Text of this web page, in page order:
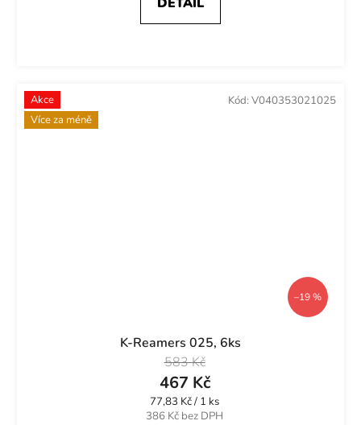
Akce
Více za méně
–19 %
K-Reamers 025, 6ks
386 Kč bez DPH
467 Kč
583 Kč
Měrná
cena:
77,83 Kč / 1 ks
Kód: V040353021025